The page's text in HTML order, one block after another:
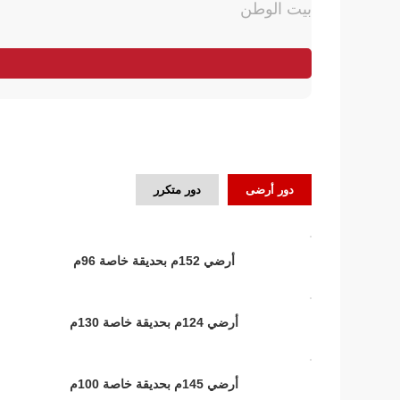
بيت الوطن
دور أرضى دور متكرر
أرضي 152م بحديقة خاصة 96م
أرضي 124م بحديقة خاصة 130م
أرضي 145م بحديقة خاصة 100م